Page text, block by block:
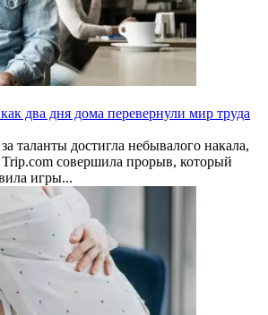
два дня дома перевернули мир труда
таланты достигла небывалого накала,
совершила прорыв, который
игры...